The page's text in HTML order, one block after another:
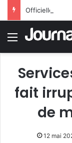
Menu
fait
de
12 mai